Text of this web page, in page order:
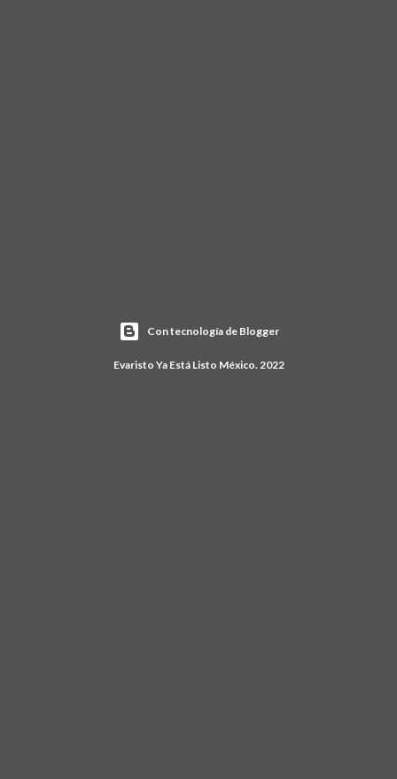
Con tecnología de Blogger
Evaristo Ya Está Listo México. 2022